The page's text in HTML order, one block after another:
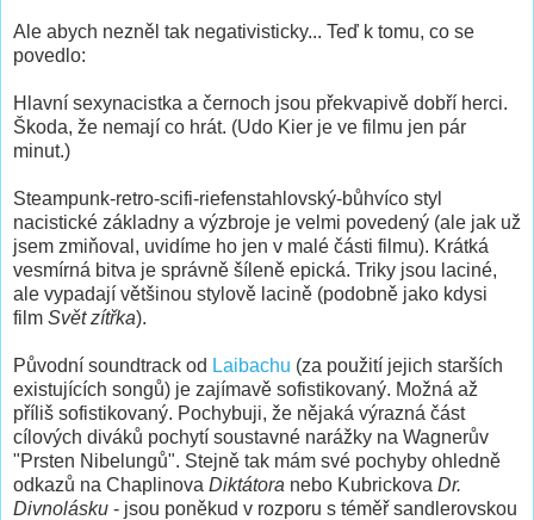
Ale abych nezněl tak negativisticky... Teď k tomu, co se
povedlo:
Hlavní sexynacistka a černoch jsou překvapivě dobří herci.
Škoda, že nemají co hrát. (Udo Kier je ve filmu jen pár
minut.)
Steampunk-retro-scifi-riefenstahlovský-bůhvíco styl
nacistické základny a výzbroje je velmi povedený (ale jak už
jsem zmiňoval, uvidíme ho jen v malé části filmu). Krátká
vesmírná bitva je správně šíleně epická. Triky jsou laciné,
ale vypadají většinou stylově lacině (podobně jako kdysi
film Svět zítřka).
Původní soundtrack od Laibachu (za použití jejich starších
existujících songů) je zajímavě sofistikovaný. Možná až
příliš sofistikovaný. Pochybuji, že nějaká výrazná část
cílových diváků pochytí soustavné narážky na Wagnerův
"Prsten Nibelungů". Stejně tak mám své pochyby ohledně
odkazů na Chaplinova Diktátora nebo Kubrickova Dr.
Divnolásku - jsou poněkud v rozporu s téměř sandlerovskou